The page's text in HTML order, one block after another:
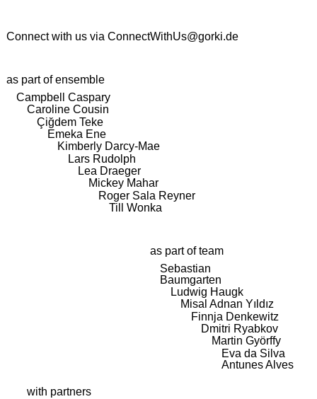
Connect with us via ConnectWithUs@gorki.de
as part of ensemble
Campbell Caspary
Caroline Cousin
Çiğdem Teke
Emeka Ene
Kimberly Darcy-Mae
Lars Rudolph
Lea Draeger
Mickey Mahar
Roger Sala Reyner
Till Wonka
as part of team
Sebastian
Baumgarten
Ludwig Haugk
Misal Adnan Yıldız
Finnja Denkewitz
Dmitri Ryabkov
Martin Györffy
Eva da Silva
Antunes Alves
with partners